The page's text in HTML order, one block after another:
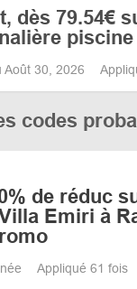
dès 79.54€
piscine
Août 30, 2026
codes
de réduc
Emiri à
Appliqué 61 fois